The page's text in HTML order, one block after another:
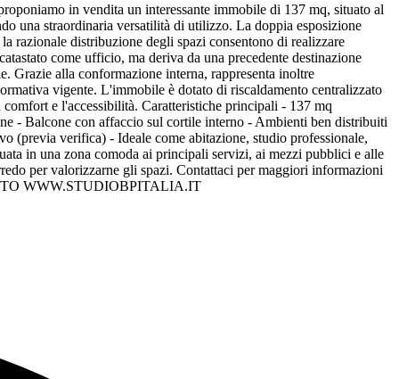
in vendita un interessante immobile di 137 mq, situato al
una straordinaria versatilità di utilizzo. La doppia esposizione
razionale distribuzione degli spazi consentono di realizzare
come ufficio, ma deriva da una precedente destinazione
Grazie alla conformazione interna, rappresenta inoltre
vigente. L'immobile è dotato di riscaldamento centralizzato
e l'accessibilità. Caratteristiche principali - 137 mq
- Balcone con affaccio sul cortile interno - Ambienti ben distribuiti
(previa verifica) - Ideale come abitazione, studio professionale,
in una zona comoda ai principali servizi, ai mezzi pubblici e alle
per valorizzarne gli spazi. Contattaci per maggiori informazioni
WWW.STUDIOBPITALIA.IT